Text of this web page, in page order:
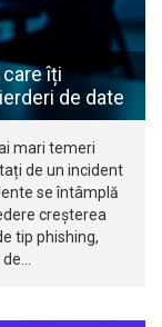
îți
de date
mari temeri
de un incident
se întâmplă
creșterea
tip phishing,